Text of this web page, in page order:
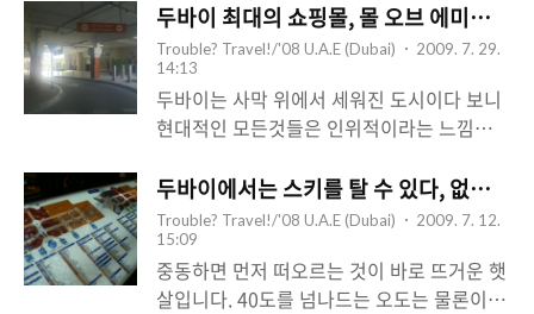
두바이 최대의 쇼핑몰, 몰 오브 에미릿
Trouble? Travel!/'08 U.A.E (Dubai)
2009. 7. 29.
14:13
두바이는 사막 위에서 세워진 도시이다 보니
현대적인 모든것들은 인위적이라는 느낌이
몰, 지난번 포스팅에서 소개했던 스키 두바이
까지, 모든 것들이 자연스럽다기 보다는 보여
주기 위해 만들어 졌다는 느낌이 무척 강하
다. 몰 오브 에미릿 (Mall of Emirates) 역시
마찬가지인데, 두바이에 있는 수많은 쇼핑몰
두바이에서는 스키를 탈 수 있다, 없다? -
Trouble? Travel!/'08 U.A.E (Dubai)
2009. 7. 12.
15:09
중동하면 먼저 떠오르는 것이 바로 뜨거운 햇
살입니다. 40도를 넘나드는 오도는 물론이거